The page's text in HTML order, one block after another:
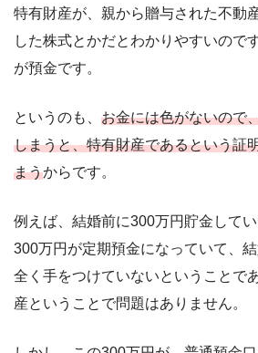
特有財産が、親から贈与された不動
した株式とかだとわかりやすいので
が預金です。
というのも、 お金には色がないので
しまうと、特有財産であるという証
まうからです。
例えば、結婚前に300万円貯金して
300万円が定期預金になっていて、
全く手をつけていないということで
産ということで問題はありません。